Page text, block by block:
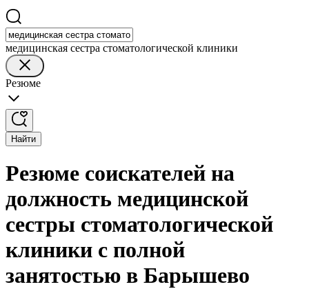
медицинская сестра стоматологической клиники
Резюме
Найти
Резюме соискателей на
должность медицинской
сестры стоматологической
клиники с полной
занятостью в Барышево